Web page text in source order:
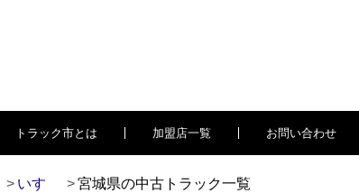
トラック市とは 加盟店一覧 お問い合わせ
いすゞ 宮城県の中古トラック一覧